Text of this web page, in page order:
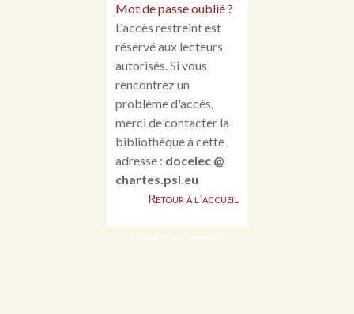
Mot de passe oublié ?
L'accès restreint est
réservé aux lecteurs
autorisés. Si vous
rencontrez un
problème d'accès,
merci de contacter la
bibliothèque à cette
adresse : docelec @
chartes.psl.eu
Retour à l'accueil
Propulsé par Omeka S